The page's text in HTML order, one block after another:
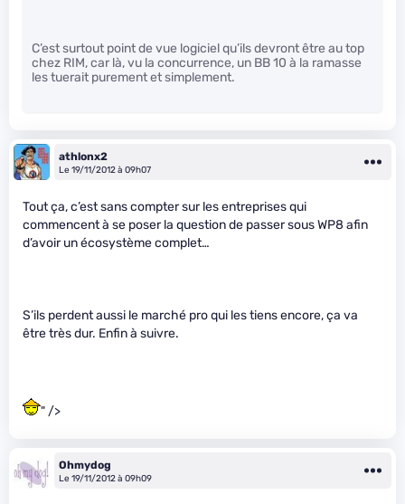
C’est surtout point de vue logiciel qu’ils devront être au top
chez RIM, car là, vu la concurrence, un BB 10 à la ramasse
les tuerait purement et simplement.
athlonx2
Le 19/11/2012 à 09h07
Tout ça, c’est sans compter sur les entreprises qui
commencent à se poser la question de passer sous WP8 afin
d’avoir un écosystème complet…
S’ils perdent aussi le marché pro qui les tiens encore, ça va
être très dur. Enfin à suivre.
" />
Ohmydog
Le 19/11/2012 à 09h09